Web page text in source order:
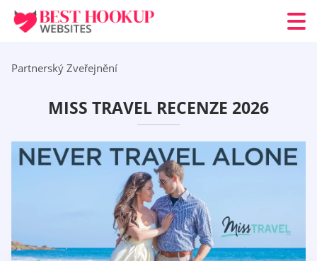
Partnerský Zveřejnění
MISS TRAVEL RECENZE 2026